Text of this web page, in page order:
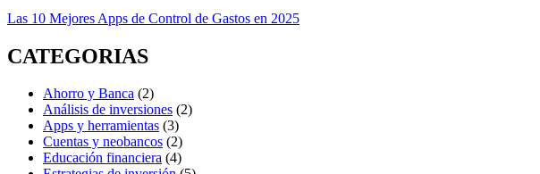
Las 10 Mejores Apps de Control de Gastos en 2025
CATEGORIAS
Ahorro y Banca (2)
Análisis de inversiones (2)
Apps y herramientas (3)
Cuentas y neobancos (2)
Educación financiera (4)